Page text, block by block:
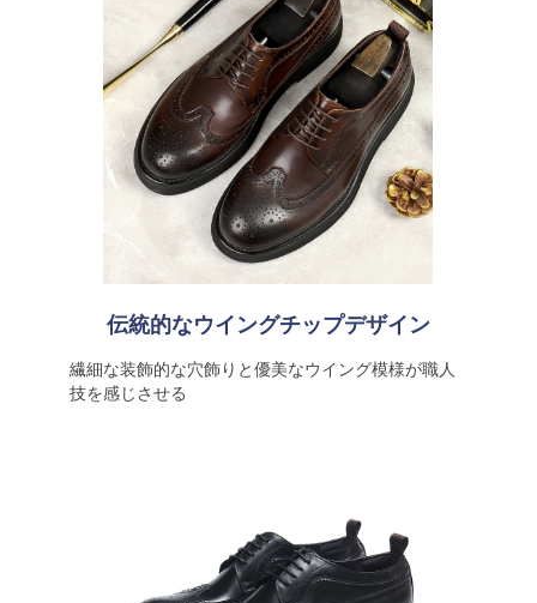
伝統的なウイングチップデザイン
繊細な装飾的な穴飾りと優美なウイング模様が職人
技を感じさせる